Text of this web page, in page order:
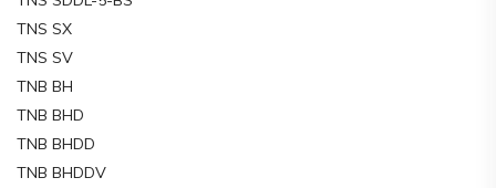
TNS SX
TNS SV
TNB BH
TNB BHD
TNB BHDD
TNB BHDDV